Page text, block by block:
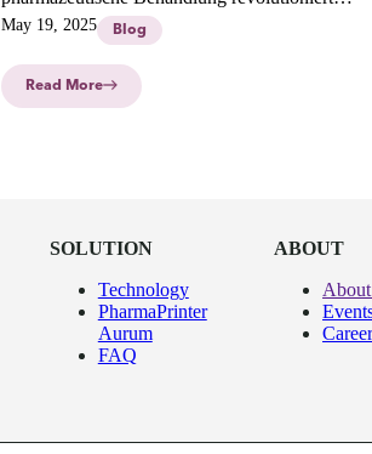
Am Beispiel iGalenici zeigen wir, wie
personalisierte Medizin präzise Lösungen für
Krebspatienten und seltene Krankheiten
bietet.
May 19, 2025 Blog
Read More
SOLUTION
Technology
PharmaPrinter
Aurum
FAQ
ABOUT